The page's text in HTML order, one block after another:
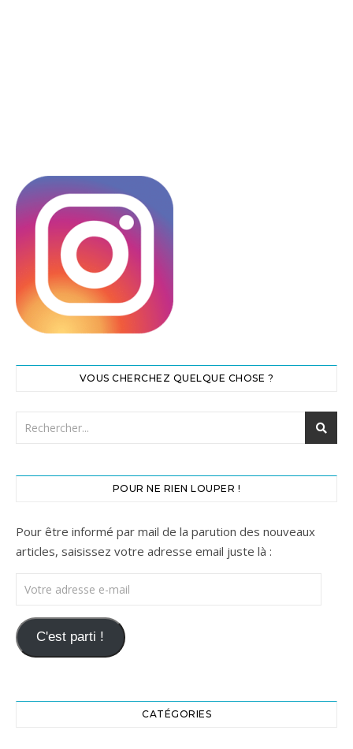
VOUS CHERCHEZ QUELQUE CHOSE ?
POUR NE RIEN LOUPER !
Pour être informé par mail de la parution des nouveaux
articles, saisissez votre adresse email juste là :
Votre adresse e-mail
C'est parti !
CATÉGORIES